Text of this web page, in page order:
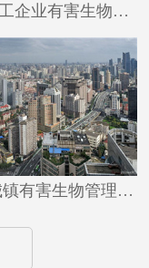
生产加工企业有害生物管理解决方案
创卫/城镇有害生物管理解决方案